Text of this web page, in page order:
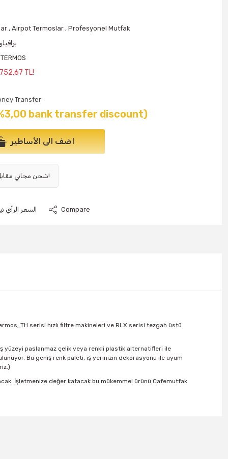
,Airpot Termoslar ,Profesyonel Mutfak
TL!
Transfer
bank transfer discount)
اضف الى الأساطير
شحن مجاني مقابل 1000 ليرة تركية وما فوق!
السعر الرأي Compare
TH serisi hızlı filtre makineleri ve RLX serisi tezgah üstü
yüzeyi paslanmaz çelik veya renkli plastik alternatifleri ile
Bu geniş renk paleti, iş yerinizin dekorasyonu ile uyum
İşletmenize değer katacak bu mükemmel ürünü Cafemutfak